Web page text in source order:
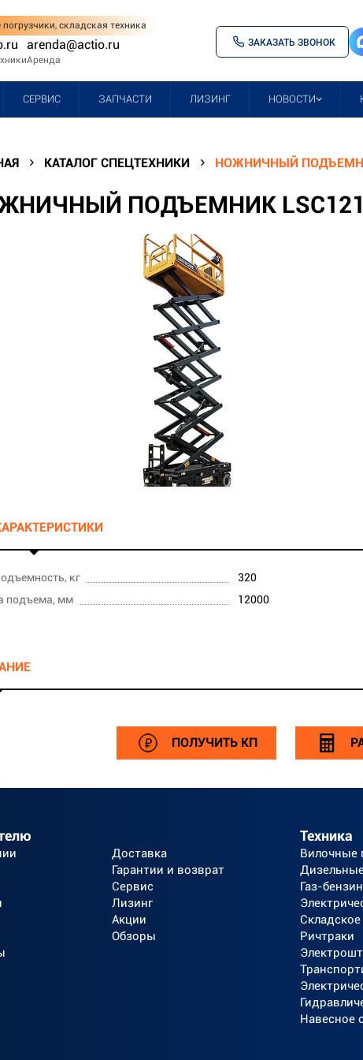
складская техника
arenda@actio.ru
Аренда
ЗАКАЗАТЬ ЗВОНОК
СЕРВИС ЗАПЧАСТИ ЛИЗИНГ НОВОСТИ
КАТАЛОГ СПЕЦТЕХНИКИ НОЖНИЧНЫЙ
ПОДЪЕМНИК
кг
320
подъема, мм
12000
ПОЛУЧИТЬ КП
Доставка
Гарантии и возврат
Сервис
Лизинг
Акции
Обзоры
Техника
Вилочные
Газ-
Ричтраки
Навесное